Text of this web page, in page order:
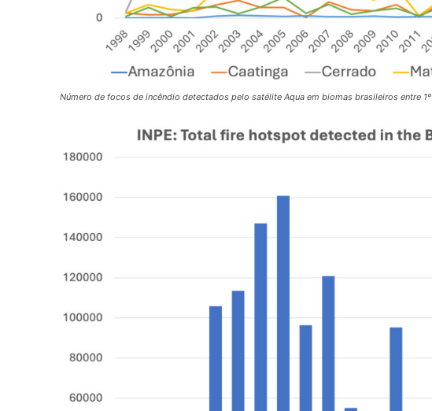
Número de focos de incêndio detectados pelo satélite Aqua em biomas brasileiros entre